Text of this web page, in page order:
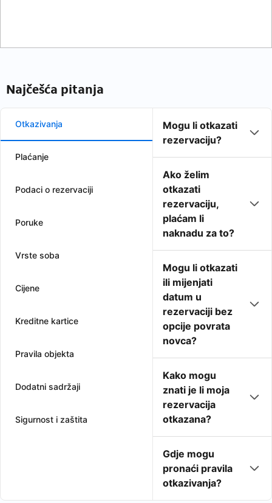
Najčešća pitanja
Otkazivanja
Plaćanje
Podaci o rezervaciji
Poruke
Vrste soba
Cijene
Kreditne kartice
Pravila objekta
Dodatni sadržaji
Sigurnost i zaštita
Mogu li otkazati
rezervaciju?
Ako želim
otkazati
rezervaciju,
plaćam li
naknadu za to?
Mogu li otkazati
ili mijenjati
datum u
rezervaciji bez
opcije povrata
novca?
Kako mogu
znati je li moja
rezervacija
otkazana?
Gdje mogu
pronaći pravila
otkazivanja?